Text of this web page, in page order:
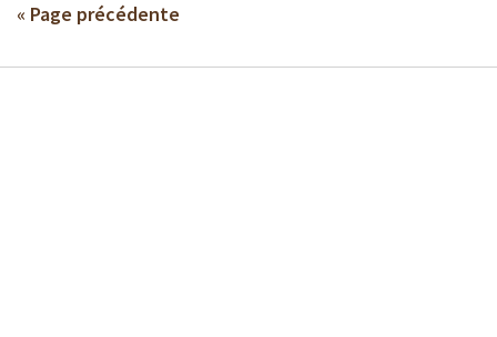
« Page précédente